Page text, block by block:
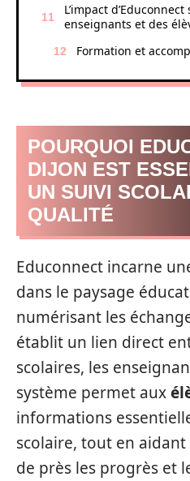
L’impact
enseignants et des
Formation et
POURQUOI
DIJON EST
UN SUIVI
QUALITÉ
Educonnect incarne
dans le paysage
numérisant les
établit un lien direct
scolaires, les
système permet aux
informations
scolaire, tout en aidant
de près les progrès et